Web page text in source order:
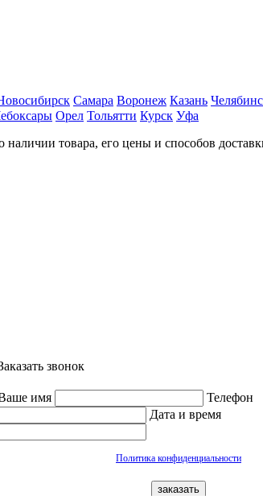
Самара Воронеж Казань
Орел Тольятти Курск Уфа
товара, его цены и способов
звонок
имя
Телефон
Дата и время
Политика конфиденциальности
заказать